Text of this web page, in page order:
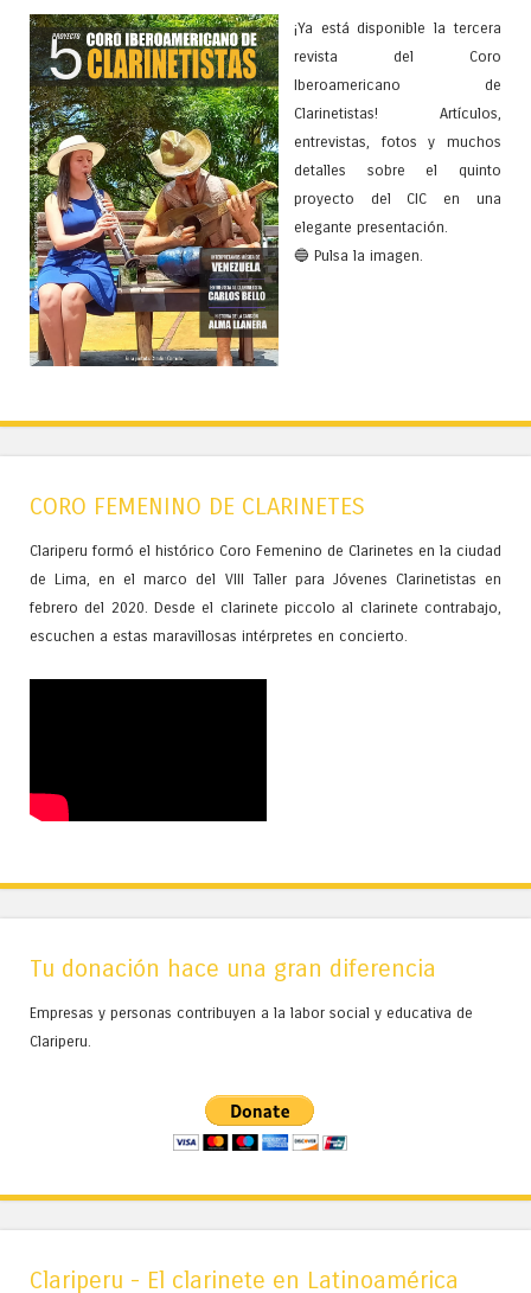
¡Ya está disponible la tercera
revista del Coro
Iberoamericano de
Clarinetistas! Artículos,
entrevistas, fotos y muchos
detalles sobre el quinto
proyecto del CIC en una
elegante presentación.
🔵 Pulsa la imagen.
CORO FEMENINO DE CLARINETES
Clariperu formó el histórico Coro Femenino de Clarinetes en la ciudad
de Lima, en el marco del VIII Taller para Jóvenes Clarinetistas en
febrero del 2020. Desde el clarinete piccolo al clarinete contrabajo,
escuchen a estas maravillosas intérpretes en concierto.
Tu donación hace una gran diferencia
Empresas y personas contribuyen a la labor social y educativa de
Clariperu.
Clariperu - El clarinete en Latinoamérica